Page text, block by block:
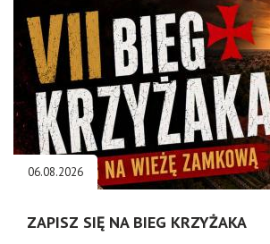
06.08.2026
ZAPISZ SIĘ NA BIEG KRZYŻAKA